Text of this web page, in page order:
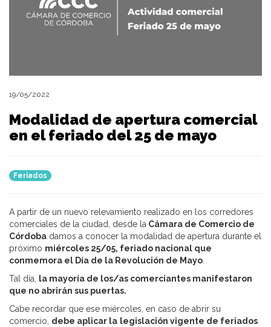
19/05/2022
Modalidad de apertura comercial
en el feriado del 25 de mayo
Feriados
A partir de un nuevo relevamiento realizado en los corredores
comerciales de la ciudad, desde la Cámara de Comercio de
Córdoba damos a conocer la modalidad de apertura durante el
próximo miércoles 25/05, feriado nacional que
conmemora el Día de la Revolución de Mayo
Tal día,
la mayoría de los/as comerciantes manifestaron
que no abrirán sus puertas.
Cabe recordar que ese miércoles, en caso de abrir su
comercio, debe aplicar la legislación vigente de feriados